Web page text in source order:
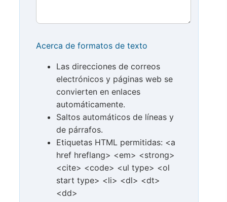
Acerca de formatos de texto
Las direcciones de correos
electrónicos y páginas web se
convierten en enlaces
automáticamente.
Saltos automáticos de líneas y
de párrafos.
Etiquetas HTML permitidas: <a
href hreflang> <em> <strong>
<cite> <code> <ul type> <ol
start type> <li> <dl> <dt>
<dd>